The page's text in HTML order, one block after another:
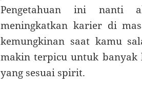
Pengetahuan ini nanti
meningkatkan karier di
kemungkinan saat kamu
makin terpicu untuk
yang sesuai spirit.